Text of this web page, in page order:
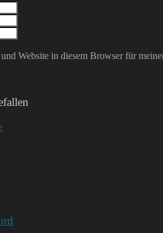
Website in diesem Browser für